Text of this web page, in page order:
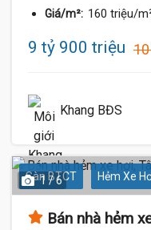
Giá/m²: 160 triệu/
9 tỷ 900 triệu
Khang BĐS
Sàn BTCT Hẻm Xe
1 / 6
Bán nhà hẻm